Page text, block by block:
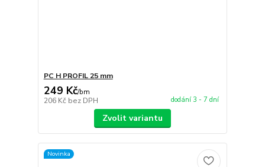
PC H PROFIL 25 mm
249 Kč/bm
206 Kč bez DPH dodání 3 - 7 dní
Zvolit variantu
Novinka